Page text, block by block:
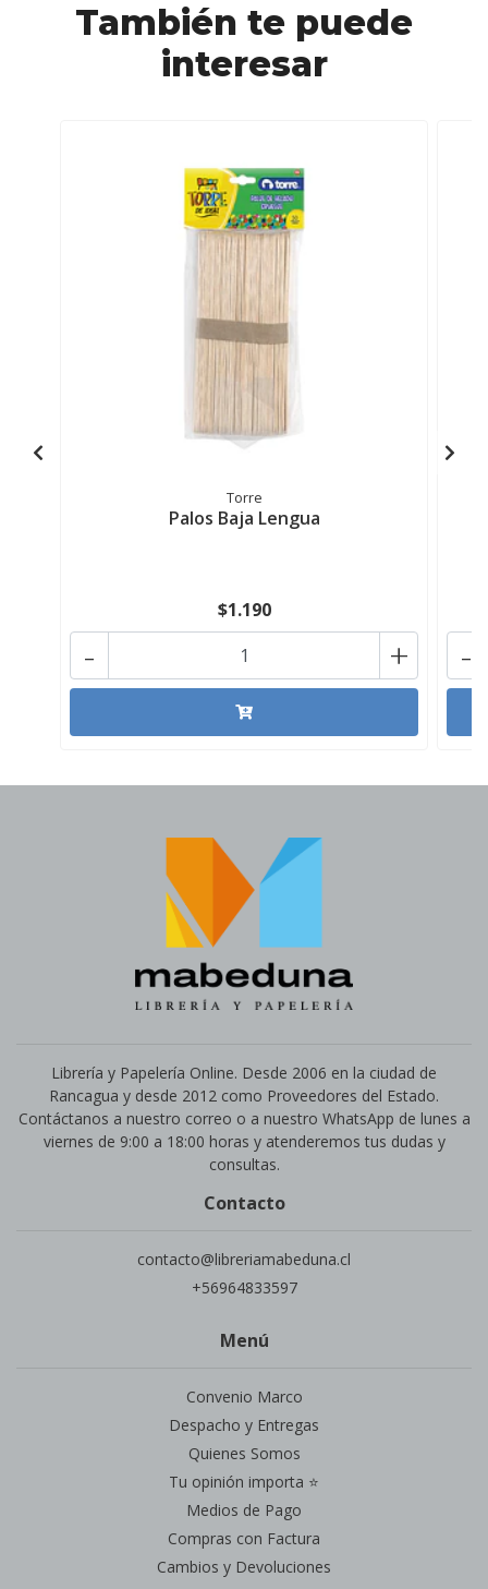
También te puede
interesar
Torre
Palos Baja Lengua
$1.190
+
- -
Librería y Papelería Online. Desde 2006 en la ciudad de
Rancagua y desde 2012 como Proveedores del Estado.
Contáctanos a nuestro correo o a nuestro WhatsApp de lunes a
viernes de 9:00 a 18:00 horas y atenderemos tus dudas y
consultas.
Contacto
contacto@libreriamabeduna.cl
+56964833597
Menú
Convenio Marco
Despacho y Entregas
Quienes Somos
Tu opinión importa ⭐
Medios de Pago
Compras con Factura
Cambios y Devoluciones